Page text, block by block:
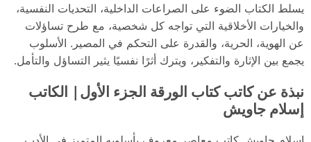
يسلط الكتاب الضوء على الصراعات الداخلية، التحديات النفسية،
والخيارات الأخلاقية التي تواجه كل شخصية، مع طرح تساؤلات
عن الهوية، الحرية، والقدرة على التحكم في المصير. الأسلوب
يجمع بين الإثارة والتفكير، ويترك أثرًا نفسيًا يثير التساؤل والتأمل.
نبذة عن كاتب كتاب الورقة الجزء الأول| الكاتب
إسلام جاويش